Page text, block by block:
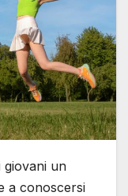
giovani un
a conoscersi